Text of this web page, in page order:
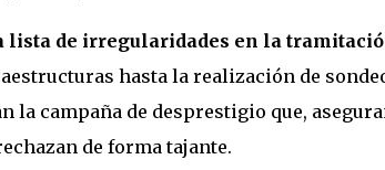
lista de irregularidades en la
hasta la realización de
campaña de desprestigio que,
de forma tajante.